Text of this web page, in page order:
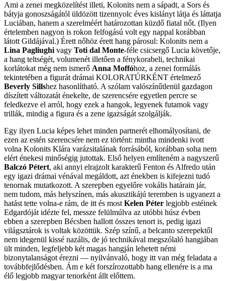
Ami a zenei megközelítést illeti, Kolonits nem a sápadt, a Sors és
bátyja gonoszságától üldözött tizennyolc éves kislányt látja és láttatja
Luciában, hanem a szerelméért határozottan küzdő fiatal nőt. (Ilyen
értelemben nagyon is rokon felfogású volt egy nappal korábban
látott Gildájával.) Érett nőhöz érett hang párosul: Kolonits nem a
Lina Pagliughivagy Toti dal Monte-féle csicsergő Lucia követője,
a hang teltségét, volumenét illetően a fénykorabeli, technikai
korlátokat még nem ismerő Anna Moffóhoz, a zenei formálás
tekintetében a figurát drámai KOLORATÚRKÉNT értelmező
Beverly Sillshez hasonlítható. A szólam valószínűtlenül gazdagon
díszített változatát énekelte, de szerencsére egyetlen percre se
feledkezve el arról, hogy ezek a hangok, legyenek futamok vagy
trillák, mindig a figura és a zene igazságát szolgálják.
Egy ilyen Lucia képes lehet minden partnerét elhomályosítani, de
ezen az estén szerencsére nem ez történt: mintha mindenki ivott
volna Kolonits Klára varázsitalának forrásából, korábban soha nem
elért énekesi minőségig jutottak. Első helyen említeném a nagyszerű
Balczó Pétert, aki annyi elrajzolt karakterű Fenton és Alfredo után
egy igazi drámai vénával megáldott, azt énekben is kifejezni tudó
tenornak mutatkozott. A szerepben egyelőre vokális határain jár,
nem tudom, más helyszínen, más akusztikájú teremben is ugyanezt a
hatást tette volna-e rám, de itt és mostKelen Péter legjobb estéinek
Edgardóját idézte fel, messze felülmúlva az utóbbi húsz évben
ebben a szerepben Bécsben hallott összes tenort is, pedig igazi
világsztárok is voltak közöttük. Szép színű, a belcanto szerepektől
nem idegenül kissé nazális, de jó technikával megszólaló hangjában
ült minden, legfeljebb két magas hangján lehetett némi
bizonytalanságot érezni — nyilvánvaló, hogy itt van még feladata a
továbbfejlődésben. Ám e két forszírozottabb hang ellenére is a ma
élő legjobb magyar tenorként állt előttem.